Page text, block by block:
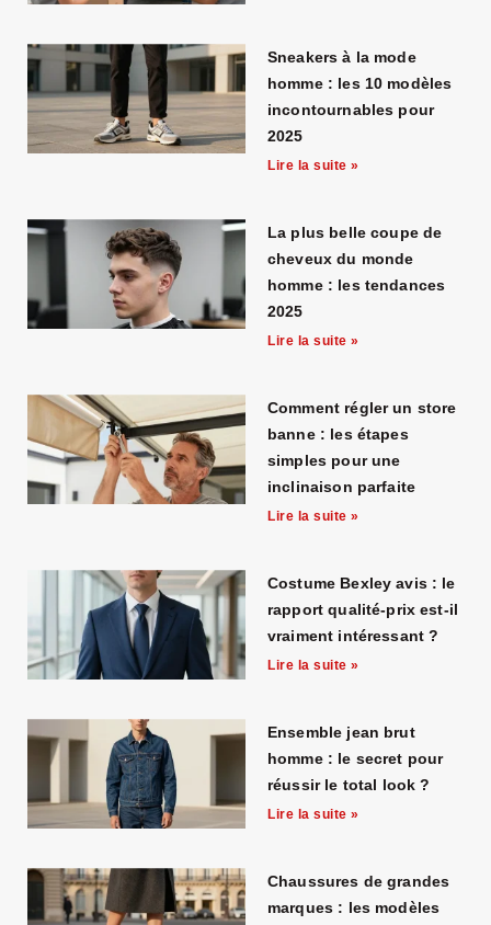
Sneakers à la mode
homme : les 10 modèles
incontournables pour
2025
Lire la suite »
La plus belle coupe de
cheveux du monde
homme : les tendances
2025
Lire la suite »
Comment régler un store
banne : les étapes
simples pour une
inclinaison parfaite
Lire la suite »
Costume Bexley avis : le
rapport qualité-prix est-il
vraiment intéressant ?
Lire la suite »
Ensemble jean brut
homme : le secret pour
réussir le total look ?
Lire la suite »
Chaussures de grandes
marques : les modèles